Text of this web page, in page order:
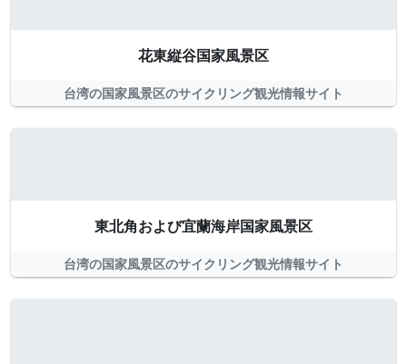
花東縦谷国家風景区
台湾の国家風景区のサイクリング観光情報サイト
東北角および宜蘭海岸国家風景区
台湾の国家風景区のサイクリング観光情報サイト